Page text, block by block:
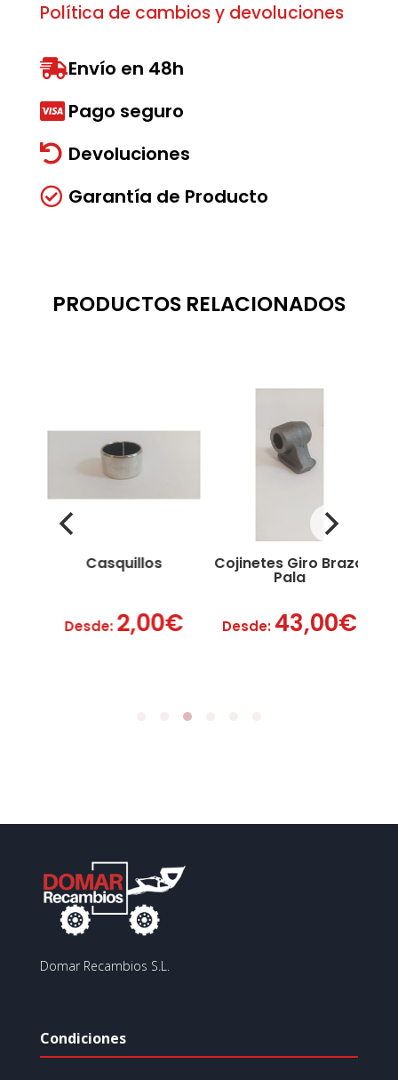
Política de cambios y devoluciones
Envío en 48h
 Pago seguro
 Devoluciones
 Garantía de Producto
PRODUCTOS RELACIONADOS
Casquillos
Desde:2,00€
Cojinetes Giro Brazo
Pala
Desde:43,00€
Domar Recambios S.L.
Condiciones